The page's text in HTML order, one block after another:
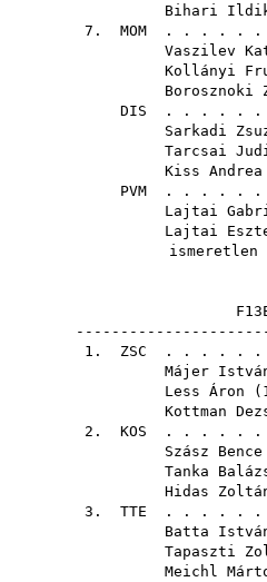
Bihari
7. MOM . . . . . . .
Vaszilev
Kollányi
Borosznoki
DIS . . . . . .
Sarkadi
Tarcsai
Kiss Andrea
PVM . . . . . .
Lajtai
Lajtai
1. ZSC . . . . . .
Májer
Less Áron (
Kottman
2. KOS . . . . . . .
Szász Bence
Tanka
Hidas
3. TTE . . . . . . .
Batta
Tapaszti
Meichl